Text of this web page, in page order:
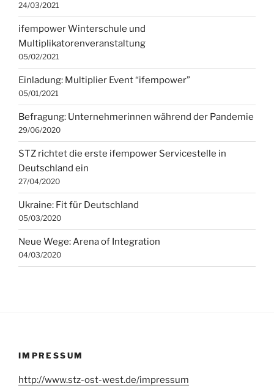
24/03/2021
ifempower Winterschule und
Multiplikatorenveranstaltung
05/02/2021
Einladung: Multiplier Event “ifempower”
05/01/2021
Befragung: Unternehmerinnen während der Pandemie
29/06/2020
STZ richtet die erste ifempower Servicestelle in
Deutschland ein
27/04/2020
Ukraine: Fit für Deutschland
05/03/2020
Neue Wege: Arena of Integration
04/03/2020
IMPRESSUM
http://www.stz-ost-west.de/impressum